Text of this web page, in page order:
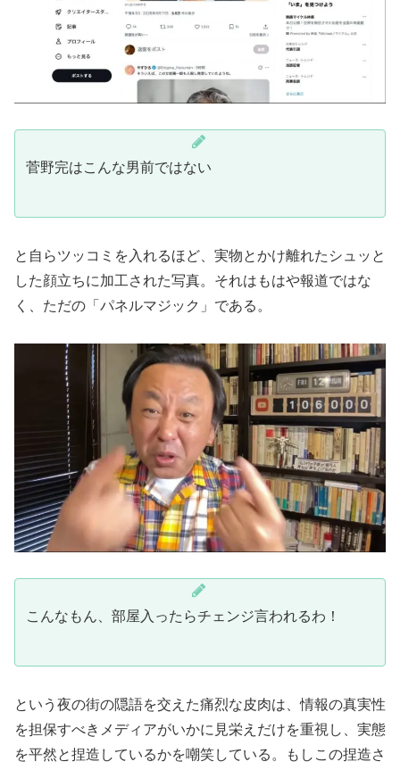
菅野完はこんな男前ではない
と自らツッコミを入れるほど、実物とかけ離れたシュッと
した顔立ちに加工された写真。それはもはや報道ではな
く、ただの「パネルマジック」である。
こんなもん、部屋入ったらチェンジ言われるわ！
という夜の街の隠語を交えた痛烈な皮肉は、情報の真実性
を担保すべきメディアがいかに見栄えだけを重視し、実態
を平然と捏造しているかを嘲笑している。もしこの捏造さ